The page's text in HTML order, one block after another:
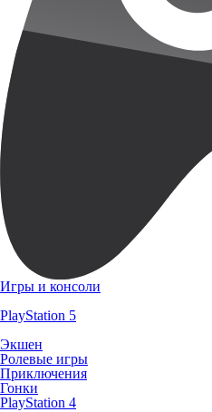
Игры и консоли
PlayStation 5
Экшен
Ролевые игры
Приключения
Гонки
PlayStation 4